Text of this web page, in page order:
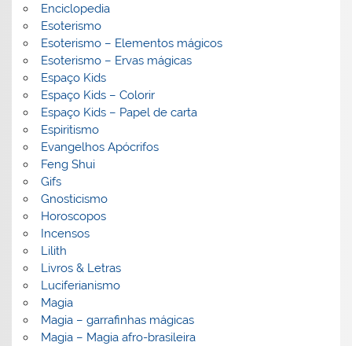
Enciclopedia
Esoterismo
Esoterismo – Elementos mágicos
Esoterismo – Ervas mágicas
Espaço Kids
Espaço Kids – Colorir
Espaço Kids – Papel de carta
Espiritismo
Evangelhos Apócrifos
Feng Shui
Gifs
Gnosticismo
Horoscopos
Incensos
Lilith
Livros & Letras
Luciferianismo
Magia
Magia – garrafinhas mágicas
Magia – Magia afro-brasileira